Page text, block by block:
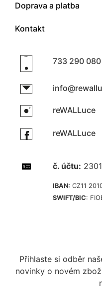
Doprava a platba
Kontakt
733 290 080
reWALLuce
reWALLuce
č. účtu:
IBAN: CZ11
SWIFT/BIC:
Přihlaste si odběr
novinky o novém